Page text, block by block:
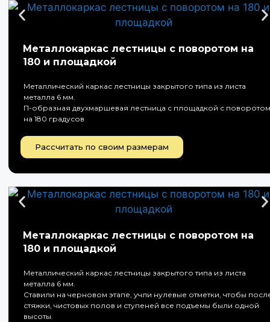
Металлокаркас лестницы с поворотом на
180 и площадкой
Металлический каркас лестницы закрытого типа из листа
металла 6 мм.
П-образная двухмаршевая лестница с площадкой с поворотом
на 180 градусов
Рассчитать по своим размерам
Металлокаркас лестницы с поворотом на
180 и площадкой
Металлический каркас лестницы закрытого типа из листа
металла 6 мм.
Ставили на черновом этапе, учли нулевые отметки, чтобы
стяжки, чистовых полов и ступеней все подъемы были одной
высоты.